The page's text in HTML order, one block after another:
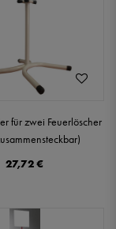
für zwei Feuerlöscher
27,72 €